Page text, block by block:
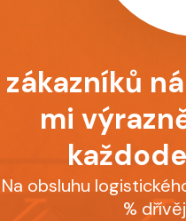
zákazníků
mi
Na obsluhu
%